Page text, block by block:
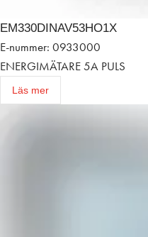
EM330DINAV53HO1X
E-nummer: 0933000
ENERGIMÄTARE 5A PULS
Läs mer